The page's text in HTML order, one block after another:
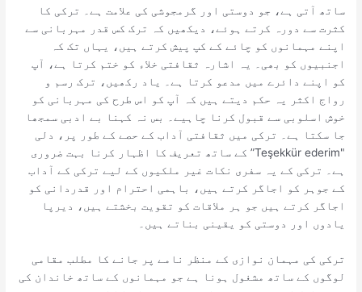
ساتھ آتی ہے، جو دوستی اور گرمجوشی کی علامت ہے۔ ترکی کا
کثرت سے دورہ کرتے ہوئے، دیکھیں کہ ترک کس قدر مہربانی سے
اپنے مہمانوں کو چائے کے کپ پیش کرتے ہیں، یہاں تک کہ
اجنبیوں کو بھی۔ یہ اشارہ ثقافتی خلاء کو ختم کرتا ہے، آپ
کو اپنے دائرے میں مدعو کرتا ہے۔ یاد رکھیں، ترک رسم و
رواج اکثر یہ حکم دیتے ہیں کہ آپ کو اس طرح کی مہربانی کو
خوش اسلوبی سے قبول کرنا چاہیے۔ بس نہ کہنا بے ادبی سمجھا
جا سکتا ہے۔ ترکی میں ثقافتی آداب کے حصے کے طور پر، دلی
"Teşekkür ederim” کے ساتھ تعریف کا اظہار کرنا بہت ضروری
ہے۔ ترکی کے یہ سفری نکات غیر ملکیوں کے لیے ترکی کے آداب
کے جوہر کو اجاگر کرتے ہیں، باہمی احترام اور قدردانی کو
اجاگر کرتے ہیں جو ہر ملاقات کو تقویت بخشتے ہیں، دیرپا
یادوں اور دوستی کو یقینی بناتے ہیں۔
ترکی کی مہمان نوازی کے منظر نامے پر جانے کا مطلب مقامی
لوگوں کے ساتھ مشغول ہونا ہے جو مہمانوں کے ساتھ خاندان کی